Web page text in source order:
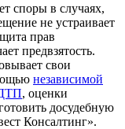
споры в случаях,
не устраивает
прав
предвзятость.
свои
независимой
, оценки
досудебную
Консалтинг».